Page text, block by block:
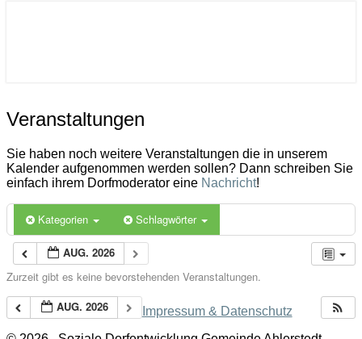
Veranstaltungen
Veranstaltungen
Sie haben noch weitere Veranstaltungen die in unserem
Kalender aufgenommen werden sollen? Dann schreiben Sie
einfach ihrem Dorfmoderator eine Nachricht!
Kategorien Schlagwörter
AUG. 2026
Zurzeit gibt es keine bevorstehenden Veranstaltungen.
AUG. 2026
Impressum & Datenschutz